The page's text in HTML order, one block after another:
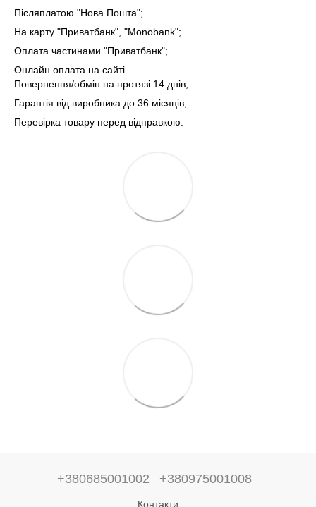
Післяплатою "Нова Пошта";
На карту "Приватбанк", "Monobank";
Оплата частинами "Приватбанк";
Онлайн оплата на сайті.
Повернення/обмін на протязі 14 днів;
Гарантія від виробника до 36 місяців;
Перевірка товару перед відправкою.
+380685001002 +380975001008
Контакти